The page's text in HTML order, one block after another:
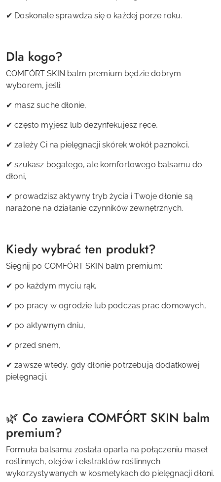
✔ Doskonale sprawdza się o każdej porze roku.
Dla kogo?
COMFÓRT SKIN balm premium będzie dobrym
wyborem, jeśli:
✔ masz suche dłonie,
✔ często myjesz lub dezynfekujesz ręce,
✔ zależy Ci na pielęgnacji skórek wokół paznokci,
✔ szukasz bogatego, ale komfortowego balsamu do
dłoni,
✔ prowadzisz aktywny tryb życia i Twoje dłonie są
narażone na działanie czynników zewnętrznych.
Kiedy wybrać ten produkt?
Sięgnij po COMFÓRT SKIN balm premium:
✔ po każdym myciu rąk,
✔ po pracy w ogrodzie lub podczas prac domowych,
✔ po aktywnym dniu,
✔ przed snem,
✔ zawsze wtedy, gdy dłonie potrzebują dodatkowej
pielęgnacji.
🌿 Co zawiera COMFÓRT SKIN balm
premium?
Formuła balsamu została oparta na połączeniu maseł
roślinnych, olejów i ekstraktów roślinnych
wykorzystywanych w kosmetykach do pielęgnacji dłoni.